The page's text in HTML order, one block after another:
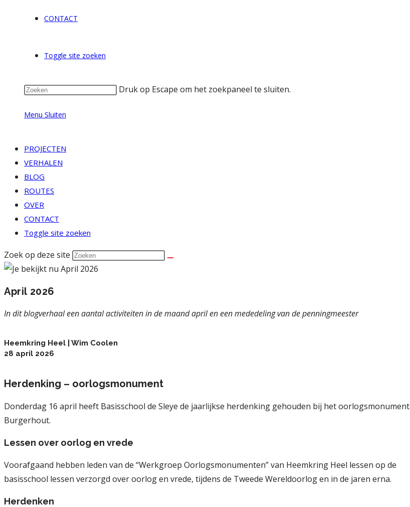
CONTACT
Toggle site zoeken
Druk op Escape om het zoekpaneel te sluiten.
Menu Sluiten
PROJECTEN
VERHALEN
BLOG
ROUTES
OVER
CONTACT
Toggle site zoeken
Zoek op deze site
April 2026
In dit blogverhaal een aantal activiteiten in de maand april en een mededeling van de penningmeester
Heemkring Heel | Wim Coolen
28 april 2026
Herdenking – oorlogsmonument
Donderdag 16 april heeft Basisschool de Sleye de jaarlijkse herdenking gehouden bij het oorlogsmonument
Burgerhout.
Lessen over oorlog en vrede
Voorafgaand hebben leden van de “Werkgroep Oorlogsmonumenten” van Heemkring Heel lessen op de
basisschool lessen verzorgd over oorlog en vrede, tijdens de Tweede Wereldoorlog en in de jaren erna.
Herdenken